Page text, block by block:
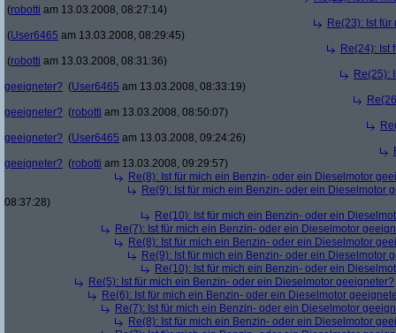
(robotti am 13.03.2008, 08:27:14)
Re(23): Ist
(User6465 am 13.03.2008, 08:29:45)
Re(24): Ist
(robotti am 13.03.2008, 08:31:36)
Re(25):
geeigneter? (User6465 am 13.03.2008, 08:33:19)
geeigneter? (robotti am 13.03.2008, 08:50:07)
geeigneter? (User6465 am 13.03.2008, 09:24:26)
geeigneter? (robotti am 13.03.2008, 09:29:57)
Re(8): Ist für mich ein Benzin- oder ein Dieselmotor
Re(9): Ist für mich ein Benzin- oder ein Dieselmotor
08:37:28)
Re(10): Ist für mich ein Benzin- oder ein
Re(7): Ist für mich ein Benzin- oder ein Dieselmotor
Re(8): Ist für mich ein Benzin- oder ein Dieselmotor
Re(9): Ist für mich ein Benzin- oder ein Dieselmotor
Re(10): Ist für mich ein Benzin- oder ein
Re(5): Ist für mich ein Benzin- oder ein Dieselmotor geeigneter?
Re(6): Ist für mich ein Benzin- oder ein Dieselmotor
Re(7): Ist für mich ein Benzin- oder ein Dieselmotor
Re(8): Ist für mich ein Benzin- oder ein Dieselmotor